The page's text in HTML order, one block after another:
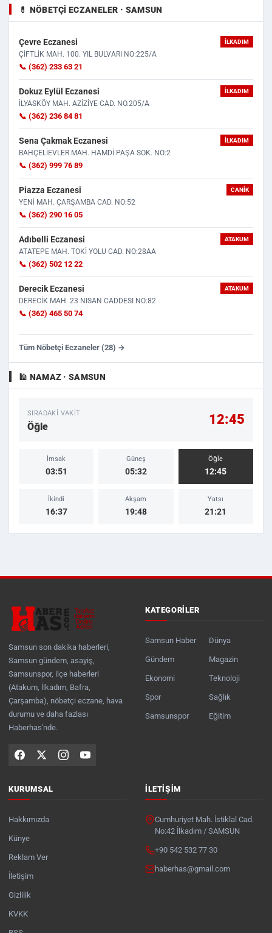
💊 NÖBETÇI ECZANELER · SAMSUN
Çevre Eczanesi İLKADIM
ÇİFTLİK MAH. 100. YIL BULVARI NO:225/A
📞 (362) 233 63 21
Dokuz Eylül Eczanesi İLKADIM
İLYASKÖY MAH. AZİZİYE CAD. NO.205/A
📞 (362) 236 84 81
Sena Çakmak Eczanesi İLKADIM
BAHÇELİEVLER MAH. HAMDİ PAŞA SOK. NO:2
📞 (362) 999 76 89
Piazza Eczanesi CANIK
YENİ MAH. ÇARŞAMBA CAD. NO:52
📞 (362) 290 16 05
Adıbelli Eczanesi ATAKUM
ATATEPE MAH. TOKİ YOLU CAD. NO:28AA
📞 (362) 502 12 22
Derecik Eczanesi ATAKUM
DERECİK MAH. 23 NISAN CADDESI NO:82
📞 (362) 465 50 74
Tüm Nöbetçi Eczaneler (28) →
🕌 NAMAZ · SAMSUN
SIRADAKI VAKIT
Öğle 12:45
İmsak
03:51
Güneş
05:32
Öğle
12:45
İkindi
16:37
Akşam
19:48
Yatsı
21:21
Samsun son dakika haberleri,
Samsun gündem, asayiş,
Samsunspor, ilçe haberleri
(Atakum, İlkadım, Bafra,
Çarşamba), nöbetçi eczane, hava
durumu ve daha fazlası
Haberhas'nde.
KATEGORILER
Samsun Haber
Gündem
Ekonomi
Spor
Samsunspor
Dünya
Magazin
Teknoloji
Sağlık
Eğitim
KURUMSAL
Hakkımızda
Künye
Reklam Ver
İletişim
Gizlilik
KVKK
İLETIŞIM
Cumhuriyet Mah. İstiklal Cad.
No:42 İlkadım / SAMSUN
+90 542 532 77 30
haberhas@gmail.com